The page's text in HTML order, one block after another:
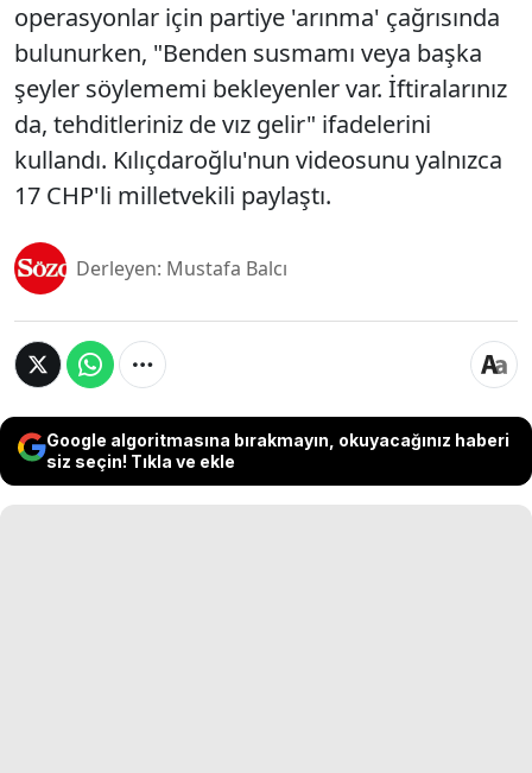
operasyonlar için partiye 'arınma' çağrısında
bulunurken, "Benden susmamı veya başka
şeyler söylememi bekleyenler var. İftiralarınız
da, tehditleriniz de vız gelir" ifadelerini
kullandı. Kılıçdaroğlu'nun videosunu yalnızca
17 CHP'li milletvekili paylaştı.
Derleyen: Mustafa Balcı
Google algoritmasına bırakmayın, okuyacağınız haberi
siz seçin! Tıkla ve ekle